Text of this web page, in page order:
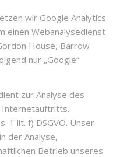
wir Google Analytics
einen Webanalysedienst
House, Barrow
nur „Google“
zur Analyse des
Internetauftritts.
1 lit. f) DSGVO. Unser
der Analyse,
Betrieb unseres